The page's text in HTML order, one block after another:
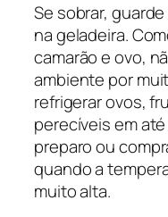
Se sobrar,
na geladeira.
camarão e ovo,
ambiente por
refrigerar ovos,
perecíveis em
preparo ou
quando a
muito alta.